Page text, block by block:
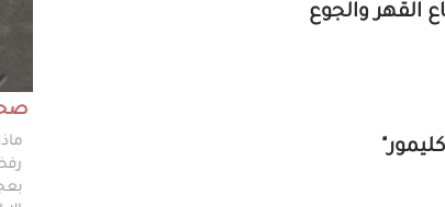
والجوع
مطلوباً من الصحفي أن يكون مخططًا إستراتيجيًا